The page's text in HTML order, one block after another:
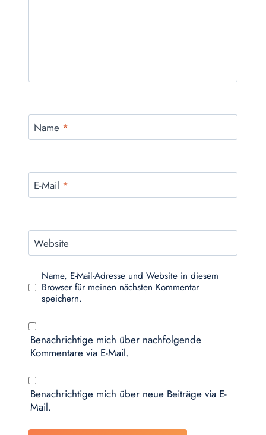
Name *
E-Mail *
Website
Name, E-Mail-Adresse und Website in diesem
Browser für meinen nächsten Kommentar
speichern.
Benachrichtige mich über nachfolgende
Kommentare via E-Mail.
Benachrichtige mich über neue Beiträge via E-
Mail.